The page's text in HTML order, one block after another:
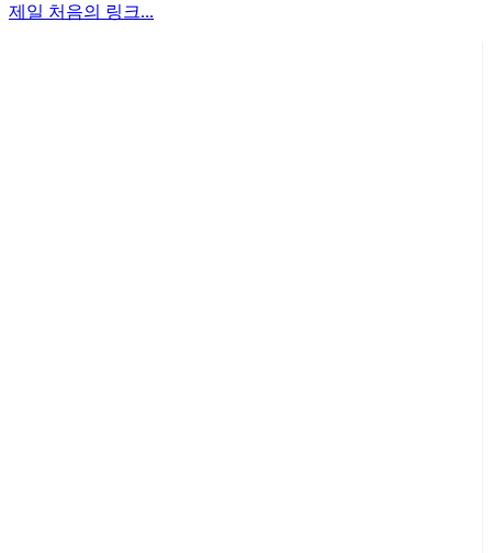
제일 처음의 링크...